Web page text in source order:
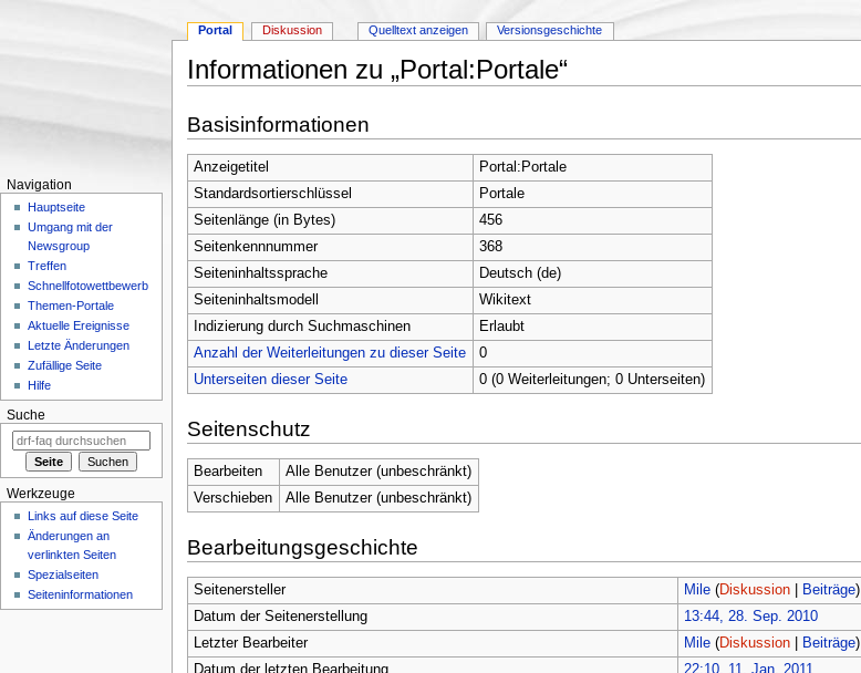
Informationen zu „Portal:Portale“
Basisinformationen
Anzeigetitel
Portal:Portale
Standardsortierschlüssel
Portale
Seitenlänge (in Bytes)
456
Seitenkennnummer
368
Seiteninhaltssprache
Deutsch (de)
Seiteninhaltsmodell
Wikitext
Indizierung durch Suchmaschinen
Erlaubt
Anzahl der Weiterleitungen zu dieser Seite
0
Unterseiten dieser Seite
0 (0 Weiterleitungen; 0 Unterseiten)
Seitenschutz
Bearbeiten
Alle Benutzer (unbeschränkt)
Verschieben
Alle Benutzer (unbeschränkt)
Bearbeitungsgeschichte
Seitenersteller Mile (Diskussion| Beiträge)
Datum der Seitenerstellung
13:44, 28. Sep. 2010
Letzter Bearbeiter
Mile (Diskussion| Beiträge)
Datum der letzten Bearbeitung
22:10, 11. Jan. 2011
Portal Diskussion Quelltext anzeigen Versionsgeschichte
Navigation
Hauptseite
Umgang mit der
Newsgroup
Treffen
Schnellfotowettbewerb
Themen-Portale
Aktuelle Ereignisse
Letzte Änderungen
Zufällige Seite
Hilfe
Suche
Werkzeuge
Links auf diese Seite
Änderungen an
verlinkten Seiten
Spezialseiten
Seiten­informationen